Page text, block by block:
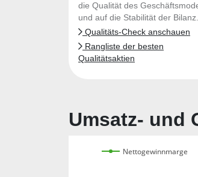
die Qualität des
und auf die Stabilität der Bilanz.
Qualitäts-Check anschauen
Rangliste der besten
Qualitätsaktien
Umsatz- und
Nettogewinnmarge